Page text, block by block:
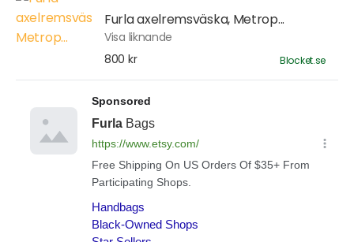
Furla axelremsväska, Metrop...
Visa liknande
800 kr
Blocket.se